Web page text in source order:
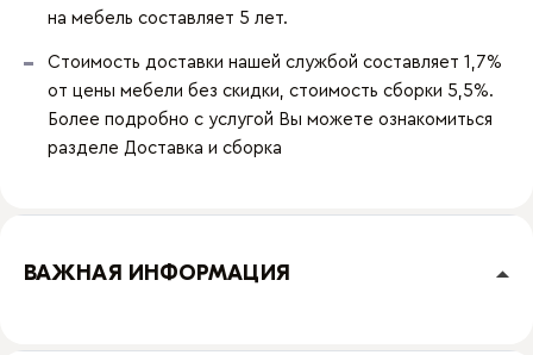
на мебель составляет 5 лет.
Стоимость доставки нашей службой составляет 1,7%
от цены мебели без скидки, стоимость сборки 5,5%.
Более подробно с услугой Вы можете ознакомиться
разделе Доставка и сборка
ВАЖНАЯ ИНФОРМАЦИЯ